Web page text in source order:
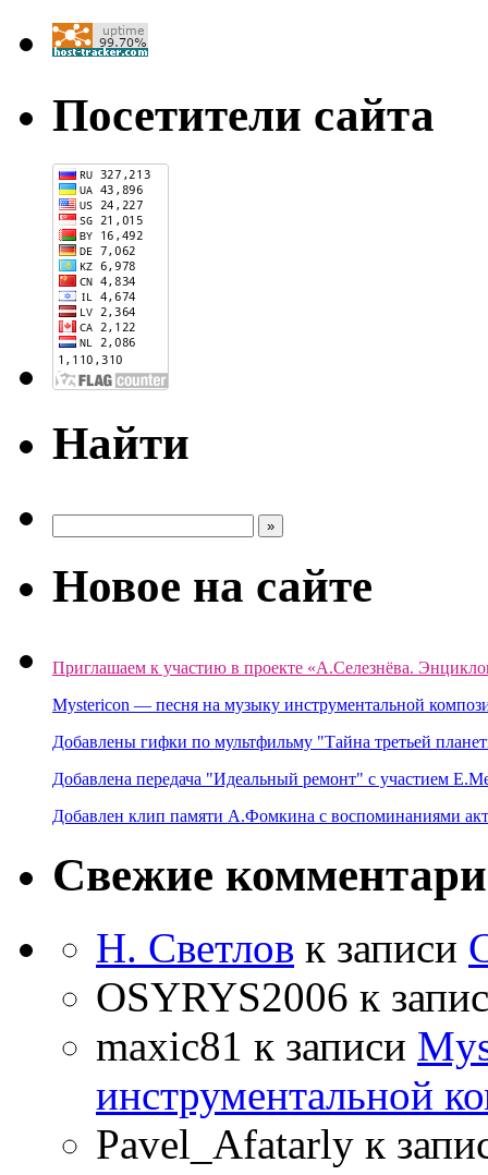
Посетители сайта
Найти
Новое на сайте
Приглашаем к участию в проекте «А.Селезнёва.
Mystericon — песня на музыку инструментальной
Добавлены гифки по мультфильму "Тайна третьей
Добавлена передача "Идеальный ремонт" с участием
Добавлен клип памяти А.Фомкина с воспоминаниями
Свежие
Н. Светлов к записи
OSYRYS2006 к
maxic81 к записи
инструментальной
Pavel_Afatarly к